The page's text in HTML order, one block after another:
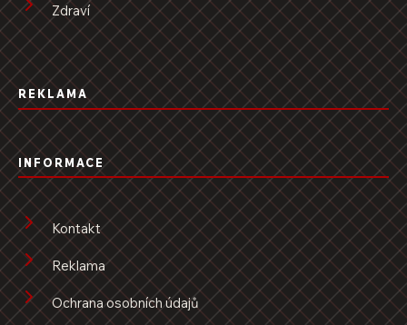
Zdraví
REKLAMA
INFORMACE
Kontakt
Reklama
Ochrana osobních údajů